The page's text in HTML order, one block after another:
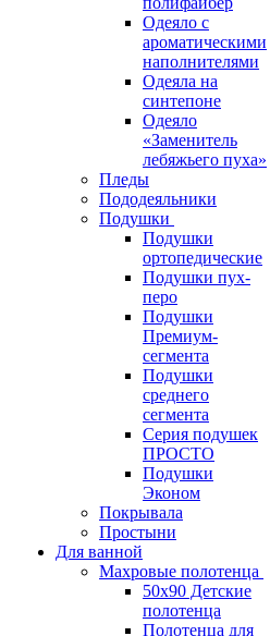
Одеяло с
ароматическими
наполнителями
Одеяла на
синтепоне
Одеяло
«Заменитель
лебяжьего пуха»
Пледы
Пододеяльники
Подушки
Подушки
ортопедические
Подушки пух-
перо
Подушки
Премиум-
сегмента
Подушки
среднего
сегмента
Серия подушек
ПРОСТО
Подушки
Эконом
Покрывала
Простыни
Для ванной
Махровые полотенца
50х90 Детские
полотенца
Полотенца для